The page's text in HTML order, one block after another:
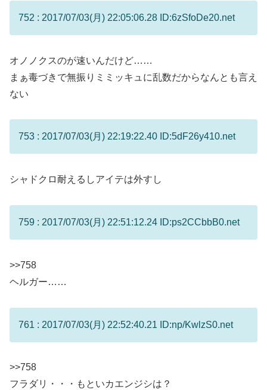
752 : 2017/07/03(月) 22:05:06.28 ID:6zSfoDe20.net
オノノクスのが速いんだけど……
まぁ毒づきで無振りミミッキュに乱数だからなんとも言え
ない
753 : 2017/07/03(月) 22:19:22.40 ID:5dF26y410.net
シャドクロ耐えるしアイテは外すし
759 : 2017/07/03(月) 22:51:12.24 ID:ps2CCbbB0.net
>>758
ヘルガー……
761 : 2017/07/03(月) 22:52:40.21 ID:np/KwlzS0.net
>>758
フラダリ・・・もといカエンジシは？